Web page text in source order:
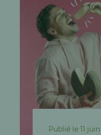
Publié le 11